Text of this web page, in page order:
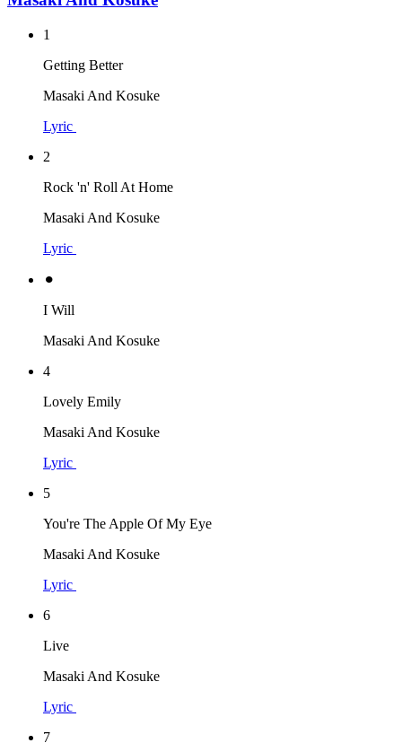
1
Getting Better
Masaki And Kosuke
Lyric
2
Rock 'n' Roll At Home
Masaki And Kosuke
Lyric
⚫︎
I Will
Masaki And Kosuke
4
Lovely Emily
Masaki And Kosuke
Lyric
5
You're The Apple Of My Eye
Masaki And Kosuke
Lyric
6
Live
Masaki And Kosuke
Lyric
7